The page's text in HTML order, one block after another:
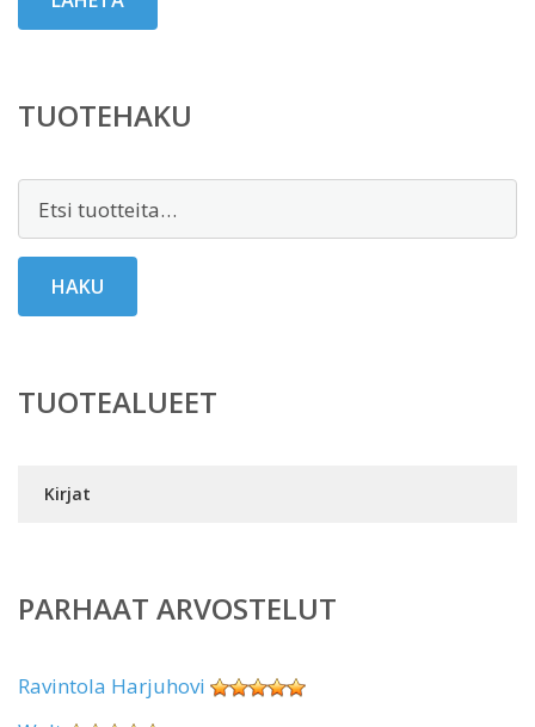
TUOTEHAKU
HAKU
TUOTEALUEET
Kirjat
PARHAAT ARVOSTELUT
Ravintola Harjuhovi